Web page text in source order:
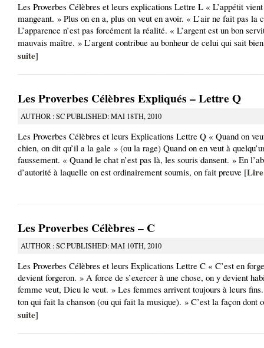
Les Proverbes Célèbres et leurs explications Lettre L « L’appétit
mangeant. » Plus on en a, plus on veut en avoir. « L’air ne fait pas la
L’apparence n’est pas forcément la réalité. « L’argent est un bon
mauvais maître. » L’argent contribue au bonheur de celui qui sait
suite]
Les Proverbes Célèbres Expliqués – Lettre Q
AUTHOR : SC PUBLISHED: MAI 18TH, 2010
Les Proverbes Célèbres et leurs Explications Lettre Q « Quand on
chien, on dit qu’il a la gale » (ou la rage) Quand on en veut à
faussement. « Quand le chat n’est pas là, les souris dansent. » En
d’autorité à laquelle on est ordinairement soumis, on fait preuve [
Les Proverbes Célèbres – C
AUTHOR : SC PUBLISHED: MAI 10TH, 2010
Les Proverbes Célèbres et leurs Explications Lettre C « C’est en
devient forgeron. » A force de s’exercer à une chose, on y devient
femme veut, Dieu le veut. » Les femmes arrivent toujours à leurs
ton qui fait la chanson (ou qui fait la musique). » C’est la façon dont
suite]